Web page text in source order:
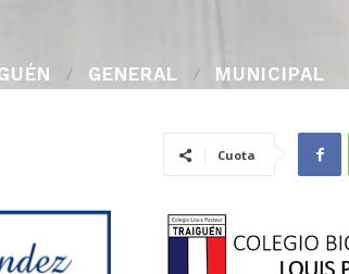
GENERAL MUNICIPAL
Cuota